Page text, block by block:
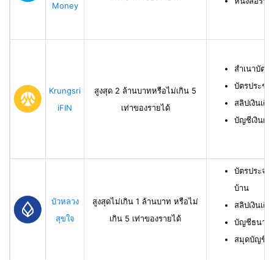
Money
Krungsri
iFIN
สูงสุด 2 ล้านบาทหรือไม่เกิน 5
เท่าของรายได้
สำเนาบัตร
บัตรประช
สลิปเงินเดื
บัญชีเงินฝา
บัวหลวง
สุขใจ
สูงสุดไม่เกิน 1 ล้านบาท หรือไม่
เกิน 5 เท่าของรายได้
บัตรประจำ
บ้าน
สลิปเงินเดื
บัญชีธนาคา
สมุดบัญชีธ